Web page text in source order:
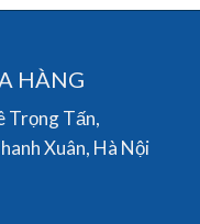
HÀNG
Trọng Tấn,
Xuân, Hà Nội